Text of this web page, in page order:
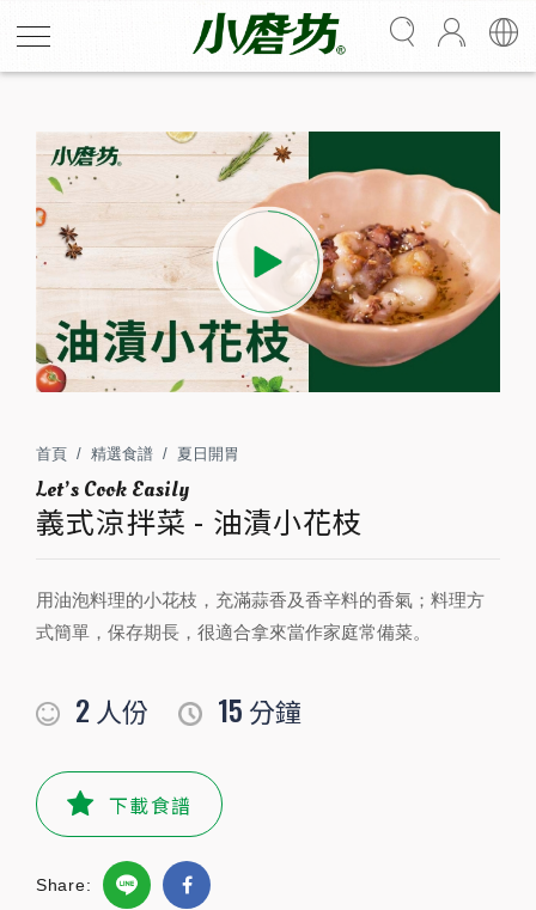
首頁 精選食譜 夏日開胃
義式涼拌菜 - 油漬小花枝
用油泡料理的小花枝，充滿蒜香及香辛料的香氣；料理方
式簡單，保存期長，很適合拿來當作家庭常備菜。
2 人份 15 分鐘
下載食譜
Share:
義式涼拌菜 - 油漬小花枝
用油泡料理的小花枝，充滿蒜香及香辛料的香氣；料理方
2人份
PREPARATION
準備食材及配料
小磨坊精選調味
小磨坊金黃蒜油